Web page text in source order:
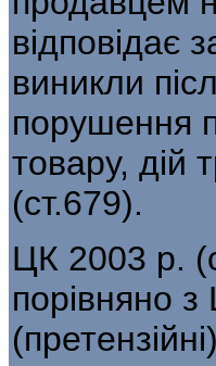
відповідає
виникли
порушення
товару, дій
(ст.679).
ЦК 2003 р.
порівняно